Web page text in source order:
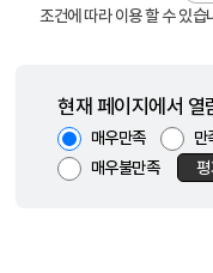
조건에 따라 이용 할 수 있습
현재 페이지에서 열
매우만족 만
매우불만족
평